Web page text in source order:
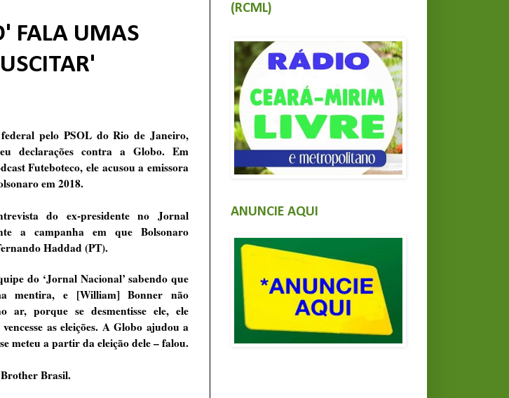
FALA UMAS
pelo PSOL do Rio de Janeiro,
declarações contra a Globo. Em
Futeboteco, ele acusou a emissora
em 2018.
do ex-presidente no Jornal
a campanha em que Bolsonaro
Haddad (PT).
do ‘Jornal Nacional’ sabendo que
mentira, e [William] Bonner não
ar, porque se desmentisse ele, ele
as eleições. A Globo ajudou a
meteu a partir da eleição dele – falou.
Brasil.
(RCML)
ANUNCIE AQUI